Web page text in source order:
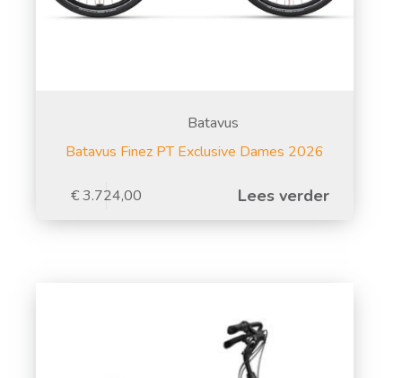
Batavus
Batavus Finez PT Exclusive Dames 2026
€3.724,00 Lees verder